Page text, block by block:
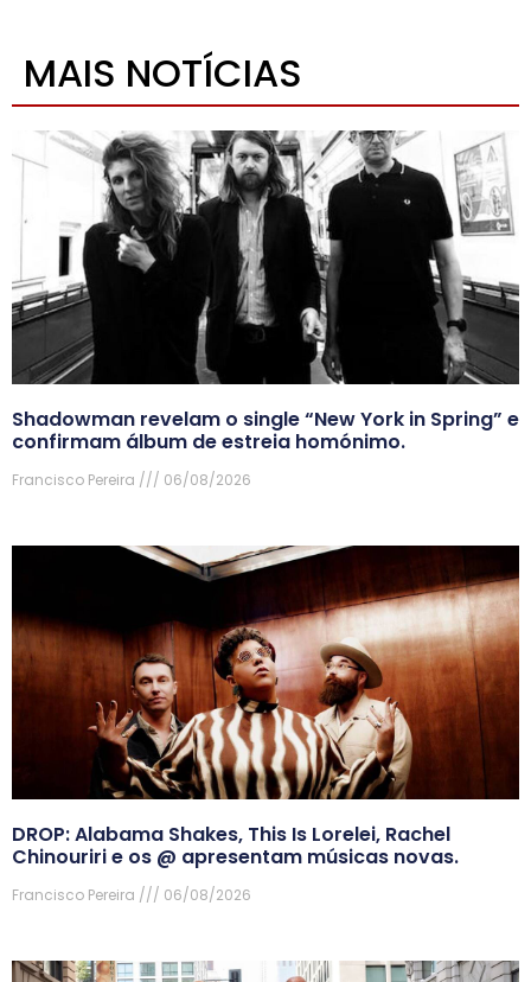
MAIS NOTÍCIAS
Shadowman revelam o single “New York in Spring” e
confirmam álbum de estreia homónimo.
Francisco Pereira 06/08/2026
DROP: Alabama Shakes, This Is Lorelei, Rachel
Chinouriri e os @ apresentam músicas novas.
Francisco Pereira 06/08/2026